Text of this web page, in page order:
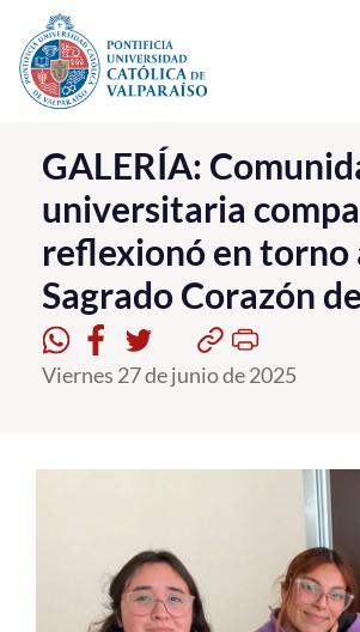
Click acá para ir directamente al contenido
La Universidad
Investigación, Creación e Innovación
PUCV Internacional
Vinculación con el Medio
Admisión
Postgrado
Estudiantes
GALERÍA:
universitaria
reflexionó en torno
Sagrado Corazón
Viernes 27 de junio de 2025